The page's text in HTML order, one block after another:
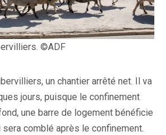
©ADF
un chantier arrêté net. Il va
jours, puisque le confinement
une barre de logement bénéficie
sera comblé après le confinement.